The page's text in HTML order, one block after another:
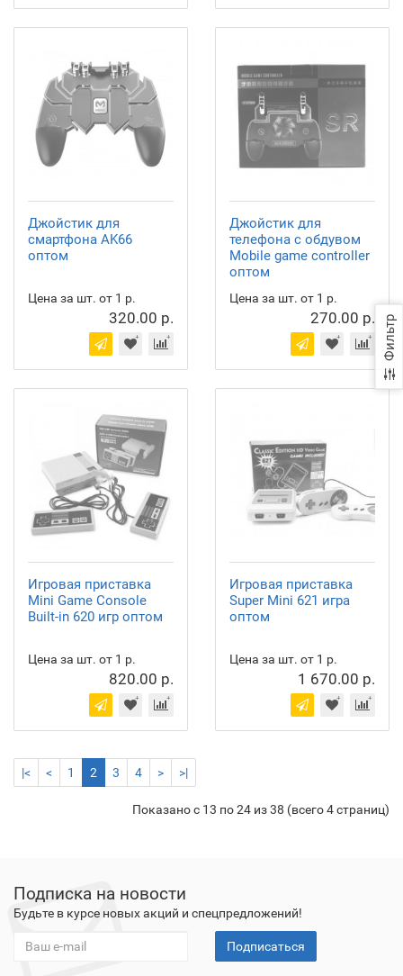
Фильтр
Джойстик для
смартфона AK66
оптом
Цена за шт. от 1 р.
320.00 р.
Джойстик для
телефона с обдувом
Mobile game controller
оптом
Цена за шт. от 1 р.
270.00 р.
Игровая приставка
Mini Game Console
Built-in 620 игр оптом
Цена за шт. от 1 р.
820.00 р.
Игровая приставка
Super Mini 621 игра
оптом
Цена за шт. от 1 р.
1 670.00 р.
|< < 1 2 3 4 > >|
Показано с 13 по 24 из 38 (всего 4 страниц)
Подписка на новости
Будьте в курсе новых акций и спецпредложений!
Подписаться